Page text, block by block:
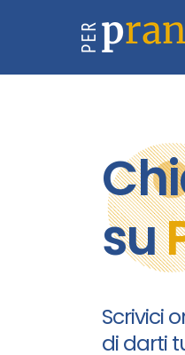
su
Scrivici
di darti